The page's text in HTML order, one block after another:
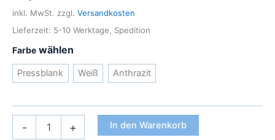
inkl. MwSt. zzgl. Versandkosten
Lieferzeit: 5-10 Werktage, Spedition
Farbe
Pressblank Weiß Anthrazit
-
Verschlussdeckel
+ In den Warenkorb